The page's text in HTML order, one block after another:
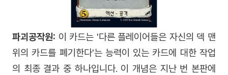
파괴공작원: 이 카드는 '다른 플레이어들은 자신의 덱 맨
위의 카드를 폐기한다'는 능력이 있는 카드에 대한 작업
의 최종 결과 중 하나입니다. 이 개념은 지난 번 본판에